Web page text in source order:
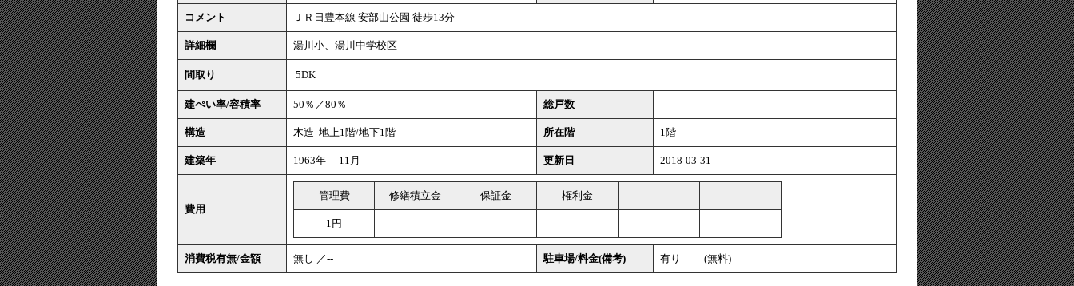
コメント ＪＲ日豊本線 安部山公園 徒歩13分
詳細欄 湯川小、湯川中学校区
間取り 5DK
建ぺい率/容積率 50％／80％ 総戸数 --
構造 木造 地上1階/地下1階 所在階 1階
建築年 1963年 11月 更新日 2018-03-31
費用
管理費 修繕積立金 保証金 権利金
1円 -- -- -- -- --
消費税有無/金額 無し ／-- 駐車場/料金(備考) 有り (無料)